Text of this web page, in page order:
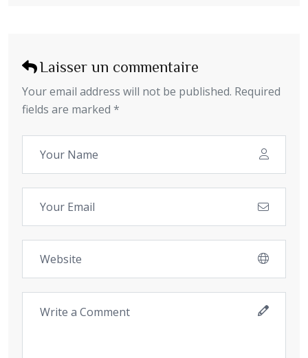
Laisser un commentaire
Your email address will not be published. Required
fields are marked *